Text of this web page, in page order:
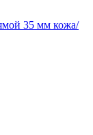
35 мм кожа/